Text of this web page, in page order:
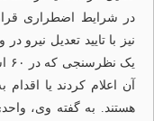
در شرایط اضطراری
نیز با تایید تعدیل
آن اعلام کردند یا اقدام
هستند. به گفته وی،